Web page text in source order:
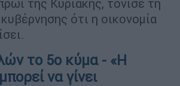
της Κυριακής, τόνισε τη
ότι η οικονομία
το 5ο κύμα - «Η
να γίνει